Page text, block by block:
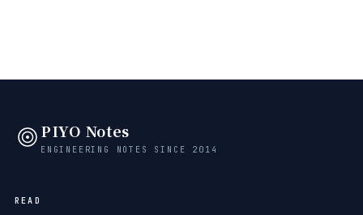
PIYO Notes
ENGINEERING NOTES SINCE 2014
READ